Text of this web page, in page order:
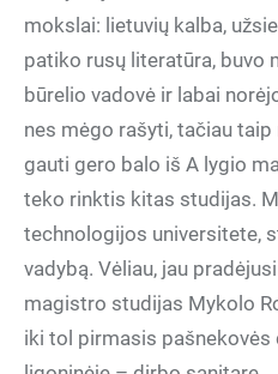
mokslai: lietuvių kalba,
patiko rusų literatūra, buvo
būrelio vadovė ir labai
nes mėgo rašyti, tačiau
gauti gero balo iš A lygio
teko rinktis kitas studijas.
technologijos universitete,
vadybą. Vėliau, jau
magistro studijas Mykolo
iki tol pirmasis pašnekovės